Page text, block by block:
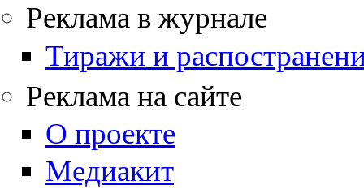
Реклама в журнале
Тиражи и
Реклама на сайте
О проекте
Медиакит